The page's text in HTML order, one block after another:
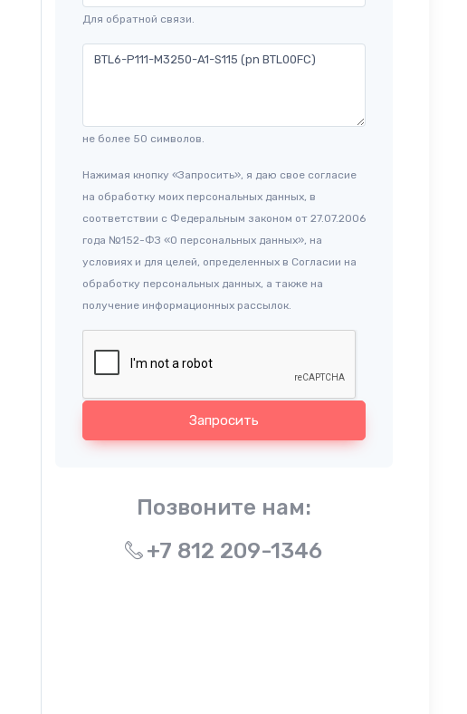
Для обратной связи.
не более 50 символов.
Нажимая кнопку «Запросить», я даю свое согласие
на обработку моих персональных данных, в
соответствии с Федеральным законом от 27.07.2006
года №152-ФЗ «О персональных данных», на
условиях и для целей, определенных в Согласии на
обработку персональных данных, а также на
получение информационных рассылок.
Запросить
Позвоните нам:
+7 812 209-1346